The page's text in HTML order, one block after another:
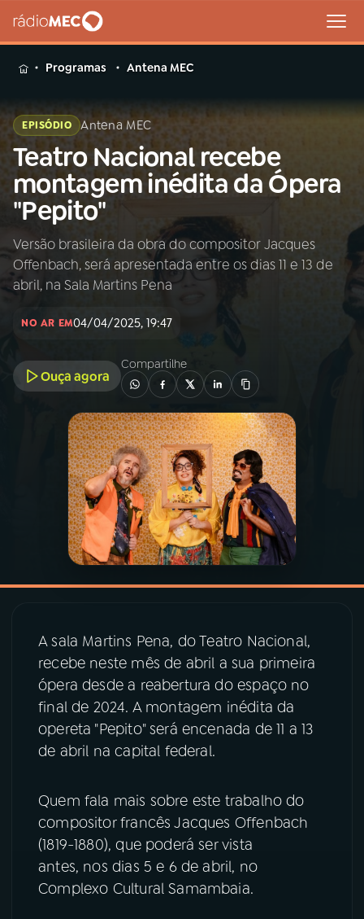
MENU
Buscar
na
Rádio
MEC
Buscar
Início AO VIVO
PROGRAMAS
PODCASTS
VIDEOCASTS
08PRÊMIO RÁDIO MEC
ACOMPANHE A RÁDIO MEC
Instagram X
TikTok
Programas Antena MEC
EPISÓDIO Antena MEC
Teatro Nacional recebe
montagem inédita da Ópera
"Pepito"
Versão brasileira da obra do compositor Jacques
Offenbach, será apresentada entre os dias 11 e 13 de
abril, na Sala Martins Pena
NO AR EM04/04/2025, 19:47
Ouça agora
Compartilhe
A sala Martins Pena, do Teatro Nacional,
recebe neste mês de abril a sua primeira
ópera desde a reabertura do espaço no
final de 2024. A montagem inédita da
opereta "Pepito" será encenada de 11 a 13
de abril na capital federal.
Quem fala mais sobre este trabalho do
compositor francês Jacques Offenbach
(1819-1880), que poderá ser vista
antes, nos dias 5 e 6 de abril, no
Complexo Cultural Samambaia.